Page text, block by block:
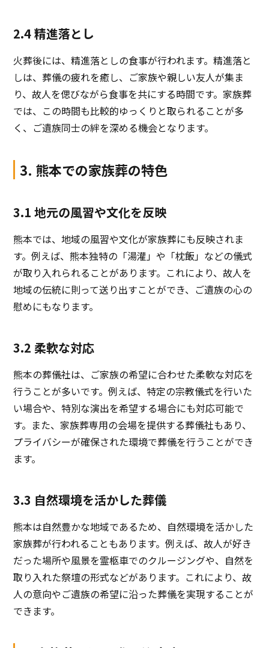
2.4 精進落とし
火葬後には、精進落としの食事が行われます。精進落と
しは、葬儀の疲れを癒し、ご家族や親しい友人が集ま
り、故人を偲びながら食事を共にする時間です。家族葬
では、この時間も比較的ゆっくりと取られることが多
く、ご遺族同士の絆を深める機会となります。
3. 熊本での家族葬の特色
3.1 地元の風習や文化を反映
熊本では、地域の風習や文化が家族葬にも反映されま
す。例えば、熊本独特の「湯灌」や「枕飯」などの儀式
が取り入れられることがあります。これにより、故人を
地域の伝統に則って送り出すことができ、ご遺族の心の
慰めにもなります。
3.2 柔軟な対応
熊本の葬儀社は、ご家族の希望に合わせた柔軟な対応を
行うことが多いです。例えば、特定の宗教儀式を行いた
い場合や、特別な演出を希望する場合にも対応可能で
す。また、家族葬専用の会場を提供する葬儀社もあり、
プライバシーが確保された環境で葬儀を行うことができ
ます。
3.3 自然環境を活かした葬儀
熊本は自然豊かな地域であるため、自然環境を活かした
家族葬が行われることもあります。例えば、故人が好き
だった場所や風景を霊柩車でのクルージングや、自然を
取り入れた祭壇の形式などがあります。これにより、故
人の意向やご遺族の希望に沿った葬儀を実現することが
できます。